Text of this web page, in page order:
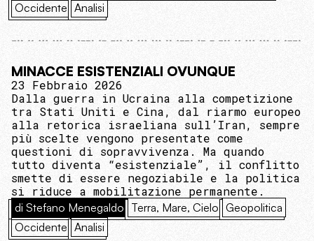
Occidente Analisi
MINACCE ESISTENZIALI OVUNQUE
23 Febbraio 2026
Dalla guerra in Ucraina alla competizione
tra Stati Uniti e Cina, dal riarmo europeo
alla retorica israeliana sull’Iran, sempre
più scelte vengono presentate come
questioni di sopravvivenza. Ma quando
tutto diventa “esistenziale”, il conflitto
smette di essere negoziabile e la politica
si riduce a mobilitazione permanente.
di Stefano Menegaldo Terra, Mare, Cielo Geopolitica
Occidente Analisi